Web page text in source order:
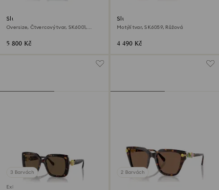
Sluneční brýle
Oversize, Čtvercový tvar, SK6001,
5 800 Kč
Sluneční brýle
Motýlí tvar, SK6059, Růžová
4 490 Kč
3 Barvách
Exkluzivně on-line
2 Barvách